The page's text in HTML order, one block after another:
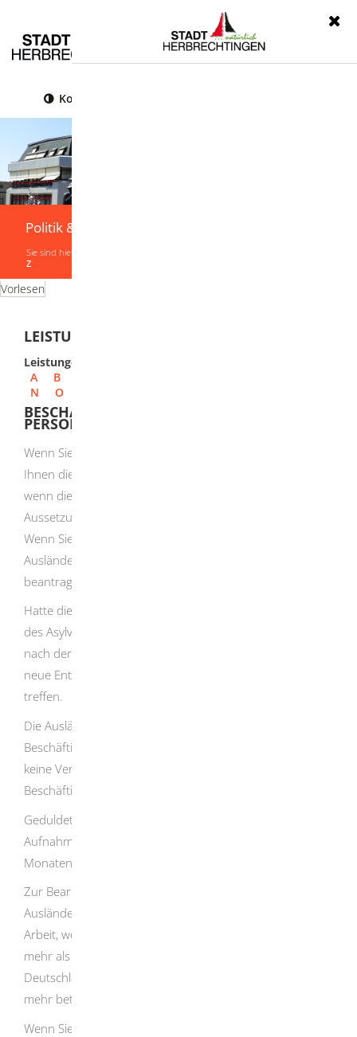
Kontrast
Politik & Verwaltung
Sie sind hier:
Z
Vorlesen
LEISTUNGEN VON A-Z
Leistungen
A
B
N
O
BESCHÄFTIGUNGSERLAUBNIS FÜR
PERSONEN MIT DULDUNG BEANTRAGEN
Wenn Sie sich geduldet in Deutschland aufhalten, ist
Ihnen die Ausübung einer Beschäftigung nur erlaubt,
wenn dies in Ihrer Duldung (Bescheinigung über die
Aussetzung der Abschiebung) ausdrücklich vermerkt ist.
Wenn Sie arbeiten möchten, müssen Sie deshalb bei der
Ausländerbehörde eine Beschäftigungserlaubnis
beantragen.
Hatte die Ausländerbehörde die Beschäftigung während
des Asylverfahrens erlaubt, muss die Ausländerbehörde
nach der vollziehbaren Ablehnung des Asylantrages eine
neue Entscheidung über die Erlaubnis der Beschäftigung
treffen.
Die Ausländerbehörde soll Geduldeten in diesem Fall eine
Beschäftigung (inklusive Ausbildung) erlauben, wenn
keine Versagungsgründe bestehen. Die Zulassung der
Beschäftigung wird in der Duldung vermerkt.
Geduldete, die verpflichtet sind, in einer
Aufnahmeeinrichtung zu wohnen, haben erst nach sechs
Monaten einen Arbeitsmarktzugang.
Zur Bearbeitung Ihres Antrags beteiligt die
Ausländerbehörde in der Regel die Bundesagentur für
Arbeit, welche die Arbeitsbedingungen prüft. Nach einem
mehr als vierjährigen, ununterbrochenen Aufenthalt in
Deutschland muss die Bundesagentur für Arbeit nicht
mehr beteiligt werden.
Wenn Sie eine betriebliche Berufsausbildung (duale